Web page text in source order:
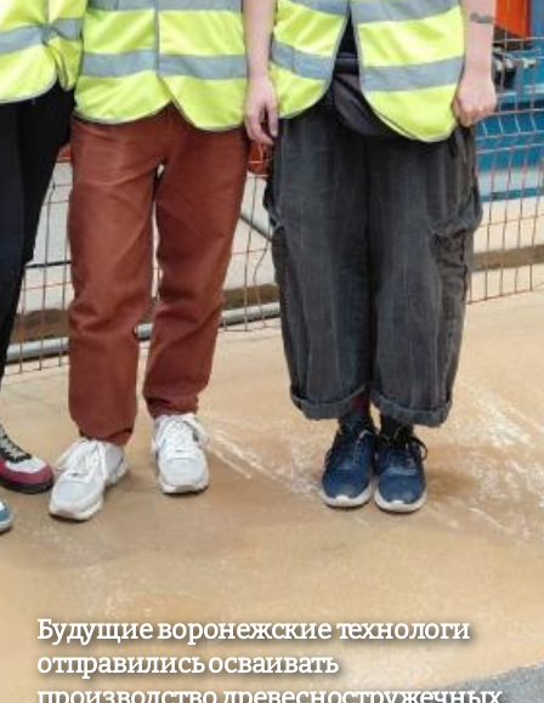
Будущие воронежские технологи
отправились осваивать